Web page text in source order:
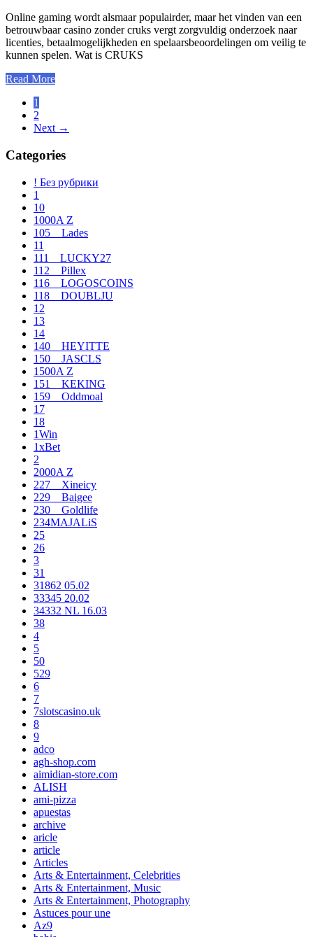
Online gaming wordt alsmaar populairder, maar het vinden van een
betrouwbaar casino zonder cruks vergt zorgvuldig onderzoek naar
licenties, betaalmogelijkheden en spelaarsbeoordelingen om veilig te
kunnen spelen. Wat is CRUKS
Read More
Paginación
1
2
Next →
Categories
! Без рубрики
1
10
1000A Z
105__Lades
11
111__LUCKY27
112__Pillex
116__LOGOSCOINS
118__DOUBLJU
12
13
14
140__HEYITTE
150__JASCLS
1500A Z
151__KEKING
159__Oddmoal
17
18
1Win
1xBet
2
2000A Z
227__Xineicy
229__Baigee
230__Goldlife
234MAJALiS
25
26
3
31
31862 05.02
33345 20.02
34332 NL 16.03
38
4
5
50
529
6
7
7slotscasino.uk
8
9
adco
agh-shop.com
aimidian-store.com
ALISH
ami-pizza
apuestas
archive
aricle
article
Articles
Arts & Entertainment, Celebrities
Arts & Entertainment, Music
Arts & Entertainment, Photography
Astuces pour une
Az9